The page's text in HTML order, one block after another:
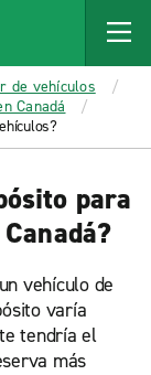
de vehículos
Canadá
para
vehículo de
varía
tendría el
más